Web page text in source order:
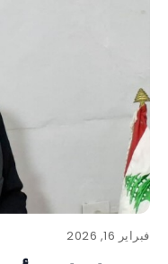
فبراير 16, 2026